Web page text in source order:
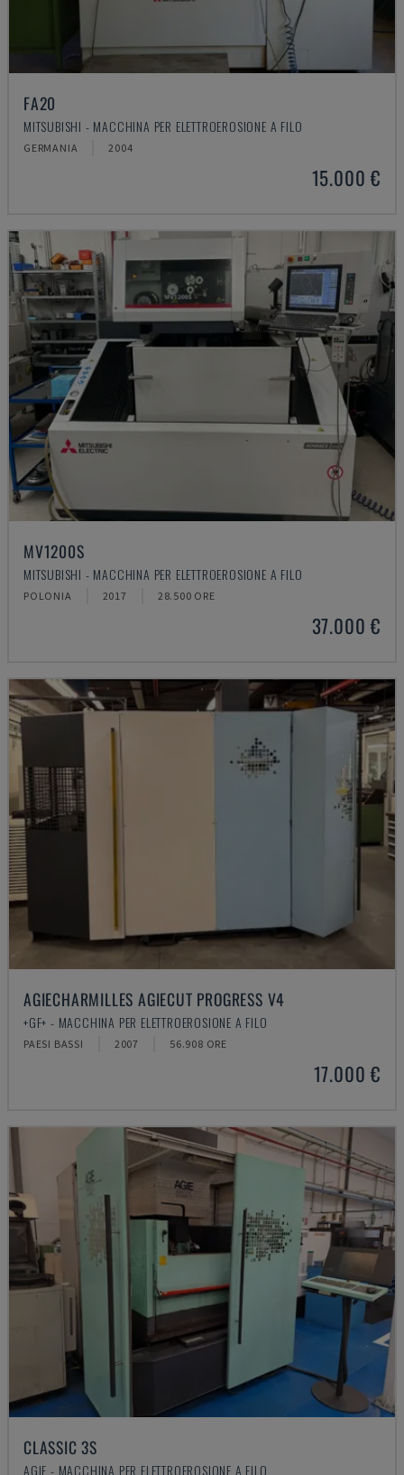
FA20
MITSUBISHI - MACCHINA PER ELETTROEROSIONE A FILO
GERMANIA 2004
15.000 €
MV1200S
MITSUBISHI - MACCHINA PER ELETTROEROSIONE A FILO
POLONIA 2017 28.500 ORE
37.000 €
AGIECHARMILLES AGIECUT PROGRESS V4
+GF+ - MACCHINA PER ELETTROEROSIONE A FILO
PAESI BASSI 2007 56.908 ORE
17.000 €
CLASSIC 3S
AGIE - MACCHINA PER ELETTROEROSIONE A FILO